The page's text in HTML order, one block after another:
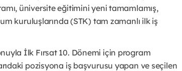
üniversite eğitimini yeni tamamlamış,
kuruluşlarında (STK) tam zamanlı ilk iş
İlk Fırsat 10. Dönemi için program
pozisyona iş başvurusu yapan ve seçilen